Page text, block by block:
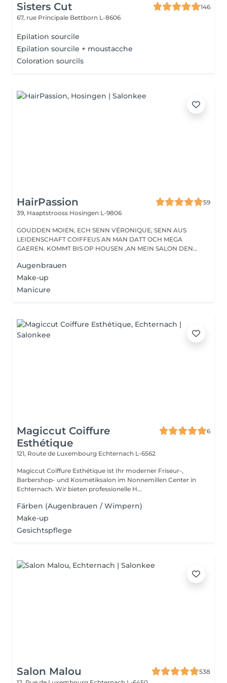
Sisters Cut
146
67, rue Principale Bettborn L-8606
Epilation sourcile
Epilation sourcile + moustacche
Coloration sourcils
HairPassion
59
39, Haaptstrooss Hosingen L-9806
GOUDDEN MOIEN, ECH SENN VÉRONIQUE, SENN AUS
LEIDENSCHAFT COIFFEUS AN MAN DATT OCH MEGA
GAEREN. KOMMT BIS OP HOUSEN ,AN MEIN SALON DEN
Augenbrauen
Make-up
Manicure
Magiccut Coiffure
Esthétique
6
121, Route de Luxembourg Echternach L-6562
Magiccut Coiffure Esthétique ist Ihr moderner Friseur-,
Barbershop- und Kosmetiksalon im Nonnemillen Center in
Echternach. Wir bieten professionelle H...
Färben (Augenbrauen / Wimpern)
Make-up
Gesichtspflege
Salon Malou
538